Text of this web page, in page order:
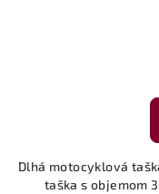
Dlhá motocyklová
taška s objemom